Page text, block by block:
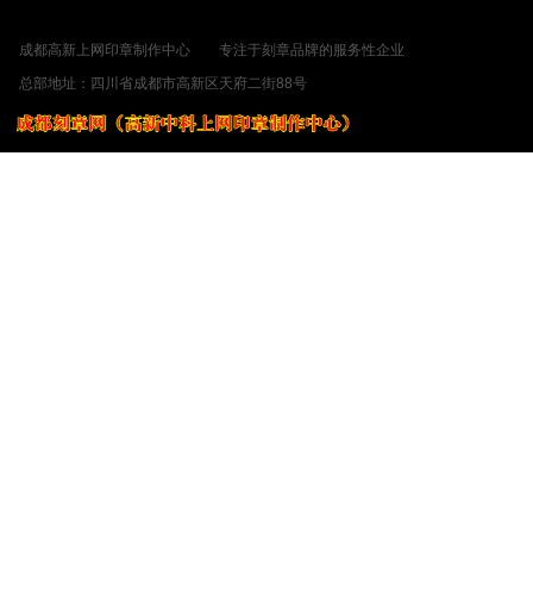
成都高新上网印章制作中心 专注于刻章品牌的
总部地址：四川省成都市高新区天府
川B2-